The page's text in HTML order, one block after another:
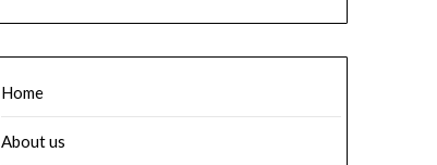
Home
About us